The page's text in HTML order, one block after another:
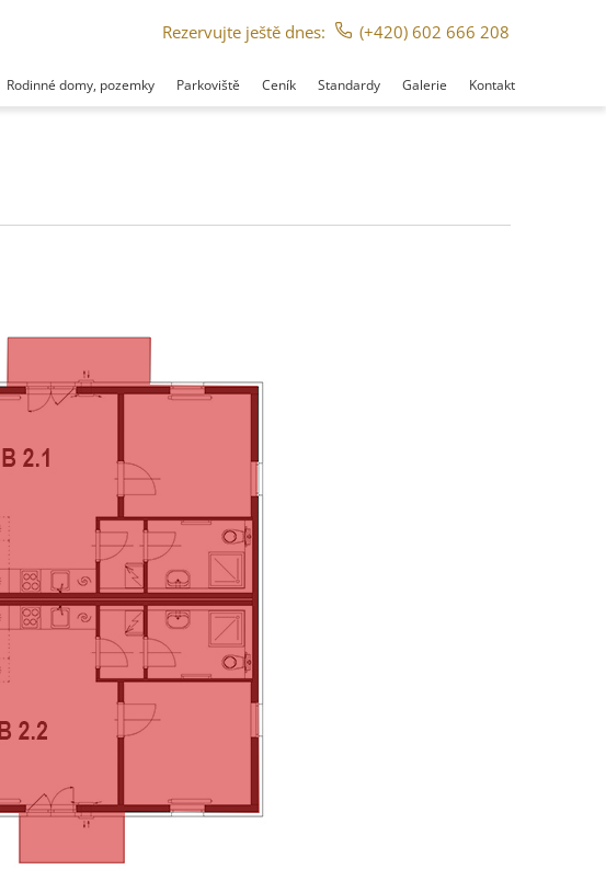
Rezervujte ještě dnes: (+420) 602 666 208
Rodinné domy, pozemky Parkoviště Ceník Standardy Galerie Kontakt